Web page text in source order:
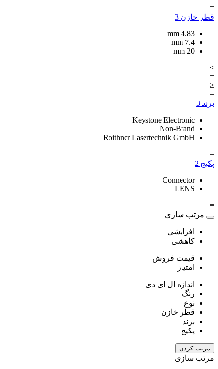
=
قطر خازن 3
4.83
mm
7.4
mm
20
mm
≥
=
≤
=
برند 3
Keystone Electronic
Non-Brand
Roithner Lasertechnik GmbH
=
پکیج 2
Connector
LENS
=
مرتب سازی
افزایشی
کاهشی
قیمت فروش
امتیاز
اندازه ال ای دی
رنگ
نوع
قطر خازن
برند
پکیج
مرتب کردن
مرتب سازی